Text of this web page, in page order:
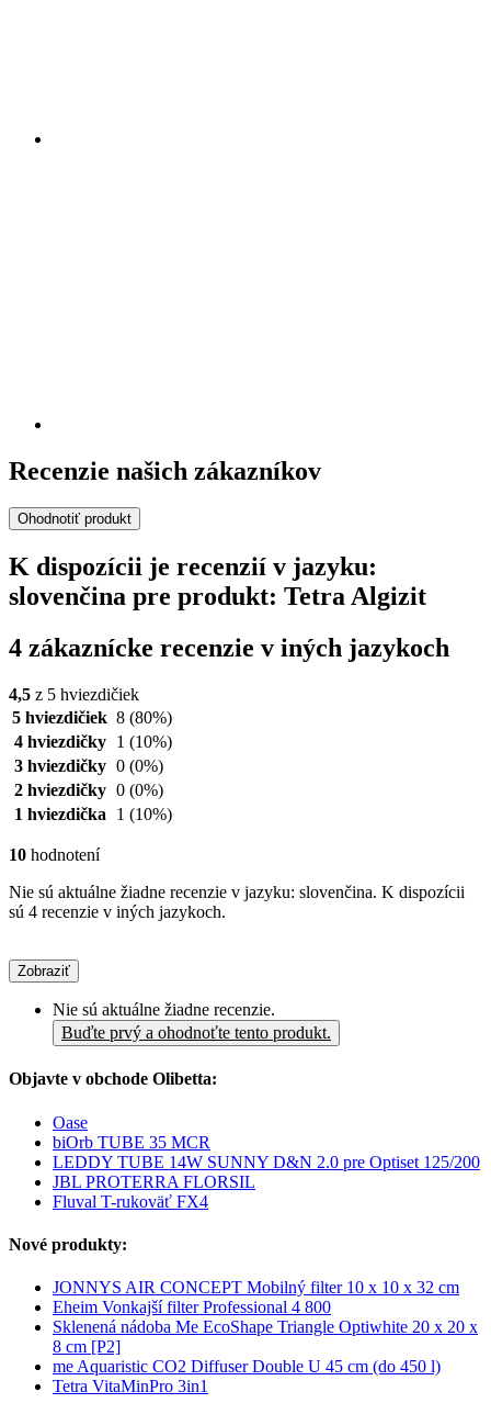
Recenzie našich zákazníkov
Ohodnotiť produkt
K dispozícii je recenzií v jazyku:
slovenčina pre produkt: Tetra Algizit
4 zákaznícke recenzie v iných jazykoch
4,5 z 5 hviezdičiek
5 hviezdičiek 8 (80%)
4 hviezdičky
1 (10%)
3 hviezdičky 0 (0%)
2 hviezdičky 0 (0%)
1 hviezdička
1 (10%)
10 hodnotení
Nie sú aktuálne žiadne recenzie v jazyku: slovenčina. K dispozícii
sú 4 recenzie v iných jazykoch.
Zobraziť
Nie sú aktuálne žiadne recenzie.
Buďte prvý a ohodnoťte tento produkt.
Objavte v obchode Olibetta:
Oase
biOrb TUBE 35 MCR
LEDDY TUBE 14W SUNNY D&N 2.0 pre Optiset 125/200
JBL PROTERRA FLORSIL
Fluval T-rukoväť FX4
Nové produkty:
JONNYS AIR CONCEPT Mobilný filter 10 x 10 x 32 cm
Eheim Vonkajší filter Professional 4 800
Sklenená nádoba Me EcoShape Triangle Optiwhite 20 x 20 x
8 cm [P2]
me Aquaristic CO2 Diffuser Double U 45 cm (do 450 l)
Tetra VitaMinPro 3in1